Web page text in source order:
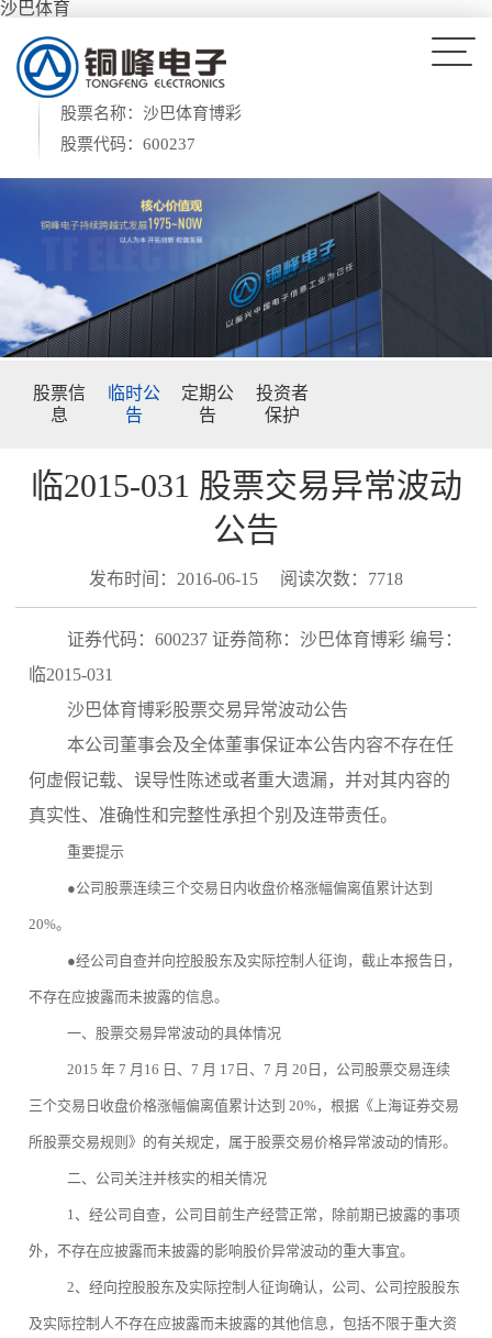
沙巴体育
股票名称：沙巴体育博彩
股票代码：600237
股票信
息
临时公
告
定期公
告
投资者
保护
临2015-031 股票交易异常波动
公告
发布时间：2016-06-15 阅读次数：7718
证券代码：600237 证券简称：沙巴体育博彩 编号：
临2015-031
沙巴体育博彩股票交易异常波动公告
本公司董事会及全体董事保证本公告内容不存在任
何虚假记载、误导性陈述或者重大遗漏，并对其内容的
真实性、准确性和完整性承担个别及连带责任。
重要提示
●公司股票连续三个交易日内收盘价格涨幅偏离值累计达到
20%。
●经公司自查并向控股股东及实际控制人征询，截止本报告日，
不存在应披露而未披露的信息。
一、股票交易异常波动的具体情况
2015 年 7 月16 日、7 月 17日、7 月 20日，公司股票交易连续
三个交易日收盘价格涨幅偏离值累计达到 20%，根据《上海证券交易
所股票交易规则》的有关规定，属于股票交易价格异常波动的情形。
二、公司关注并核实的相关情况
1、经公司自查，公司目前生产经营正常，除前期已披露的事项
外，不存在应披露而未披露的影响股价异常波动的重大事宜。
2、经向控股股东及实际控制人征询确认，公司、公司控股股东
及实际控制人不存在应披露而未披露的其他信息，包括不限于重大资